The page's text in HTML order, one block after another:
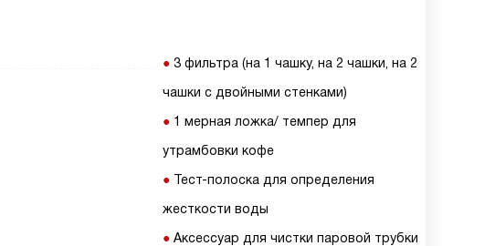
3 фильтра (на 1 чашку, на 2 чашки, на 2
чашки с двойными стенками)
1 мерная ложка/ темпер для
утрамбовки кофе
Тест-полоска для определения
жесткости воды
Аксессуар для чистки паровой трубки